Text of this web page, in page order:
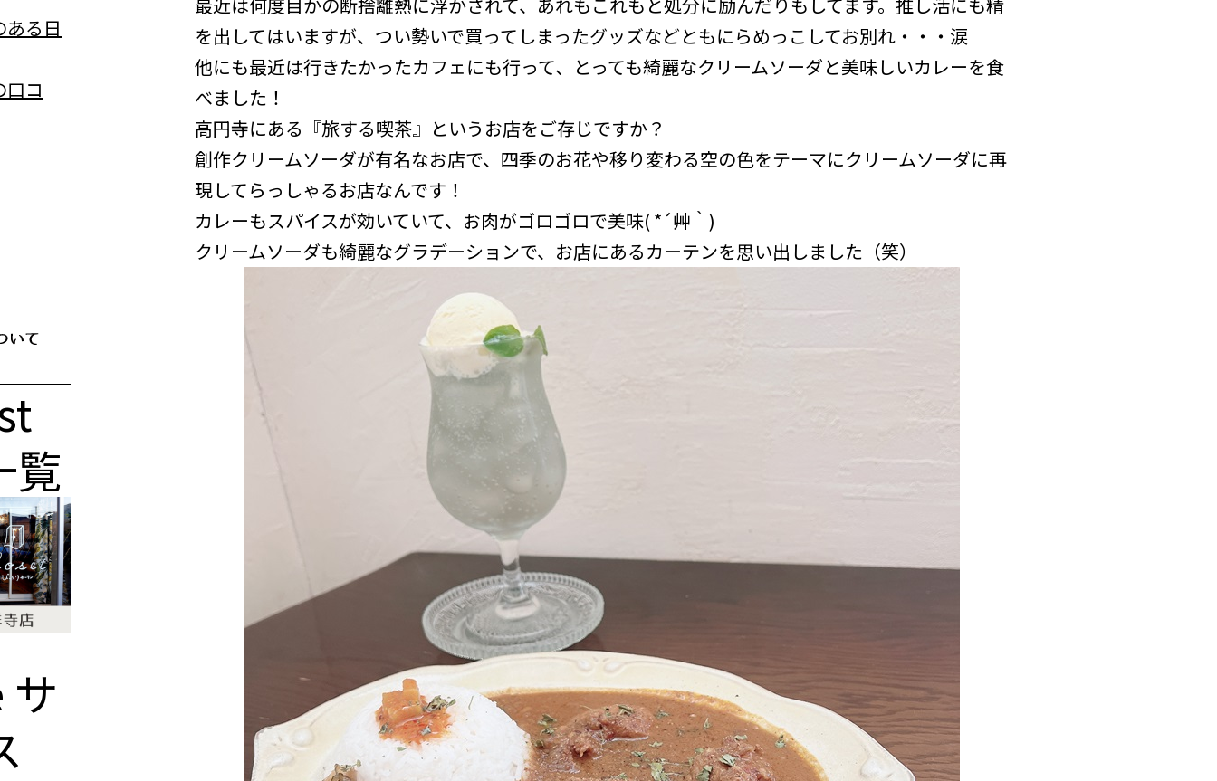
最近は何度目かの断捨離熱に浮かされて、あれもこれもと処分に励んだりもしてます。推し活にも精
を出してはいますが、つい勢いで買ってしまったグッズなどともにらめっこしてお別れ・・・涙
他にも最近は行きたかったカフェにも行って、とっても綺麗なクリームソーダと美味しいカレーを食
べました！
高円寺にある『旅する喫茶』というお店をご存じですか？
創作クリームソーダが有名なお店で、四季のお花や移り変わる空の色をテーマにクリームソーダに再
現してらっしゃるお店なんです！
カレーもスパイスが効いていて、お肉がゴロゴロで美味( *´艸｀)
クリームソーダも綺麗なグラデーションで、お店にあるカーテンを思い出しました（笑）
る日
コ
覧
サ